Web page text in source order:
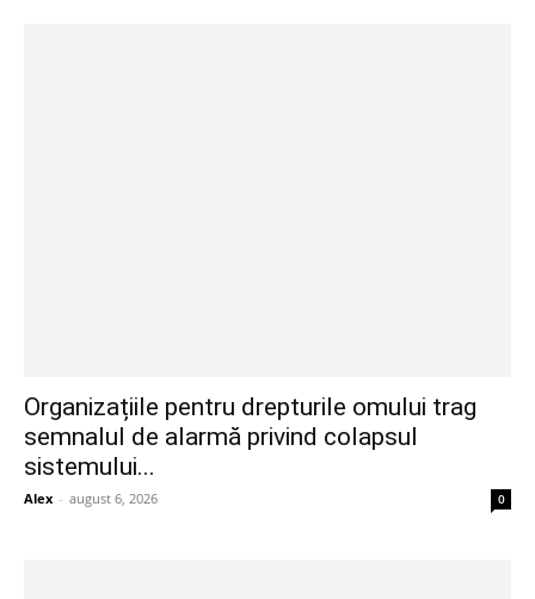
Organizațiile pentru drepturile omului trag
semnalul de alarmă privind colapsul
sistemului...
Alex - august 6, 2026 0